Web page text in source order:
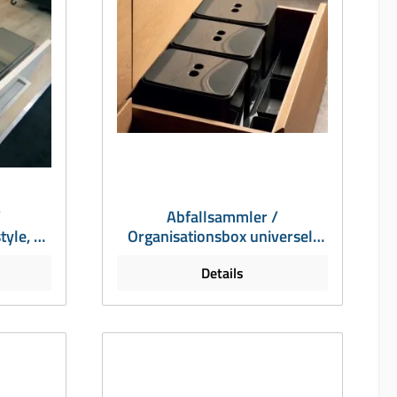
ab
Abfallsammler /
Organisationsbox universell
Liter, H = 300 mm
Details